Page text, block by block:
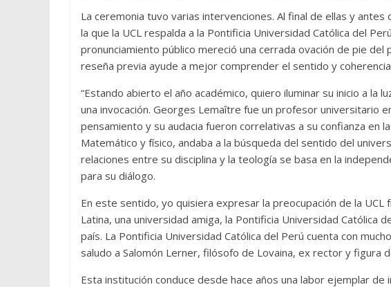
La ceremonia tuvo varias intervenciones. Al final de ellas y
la que la UCL respalda a la Pontificia Universidad Católica del
pronunciamiento público mereció una cerrada ovación de pie del
reseña previa ayude a mejor comprender el sentido y
“Estando abierto el año académico, quiero iluminar su inicio a la
una invocación. Georges Lemaître fue un profesor universitario
pensamiento y su audacia fueron correlativas a su confianza en
Matemático y físico, andaba a la búsqueda del sentido del
relaciones entre su disciplina y la teología se basa en la
para su diálogo.
En este sentido, yo quisiera expresar la preocupación de la
Latina, una universidad amiga, la Pontificia Universidad Católica
país. La Pontificia Universidad Católica del Perú cuenta con
saludo a Salomón Lerner, filósofo de Lovaina, ex rector y figura
Esta institución conduce desde hace años una labor ejemplar